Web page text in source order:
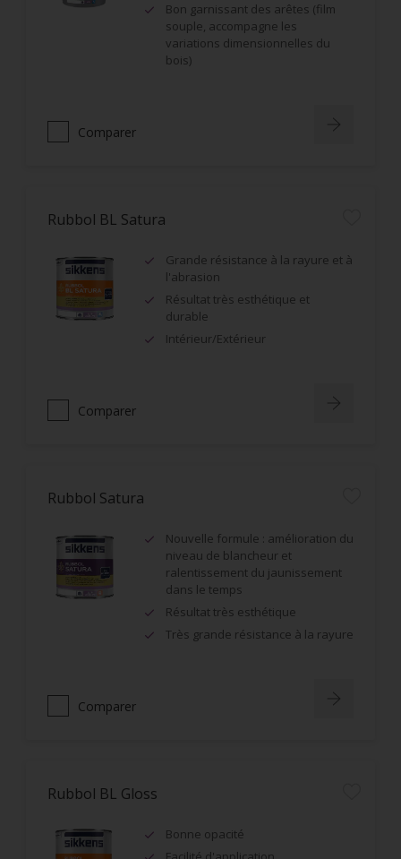
Bon garnissant des arêtes (film
souple, accompagne les
variations dimensionnelles du
bois)
Comparer
Rubbol BL Satura
Grande résistance à la rayure et à
l'abrasion
Résultat très esthétique et
durable
Intérieur/Extérieur
Comparer
Rubbol Satura
Nouvelle formule : amélioration du
niveau de blancheur et
ralentissement du jaunissement
dans le temps
Résultat très esthétique
Très grande résistance à la rayure
Comparer
Rubbol BL Gloss
Bonne opacité